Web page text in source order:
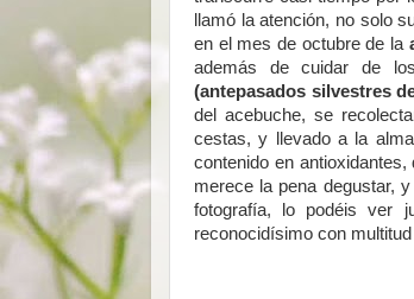
llamó la atención, no solo
en el mes de octubre de la
además de cuidar de
(antepasados silvestres
del acebuche, se
cestas, y llevado a la
contenido en antioxidantes,
merece la pena degustar,
fotografía, lo podéis ver
reconocidísimo con